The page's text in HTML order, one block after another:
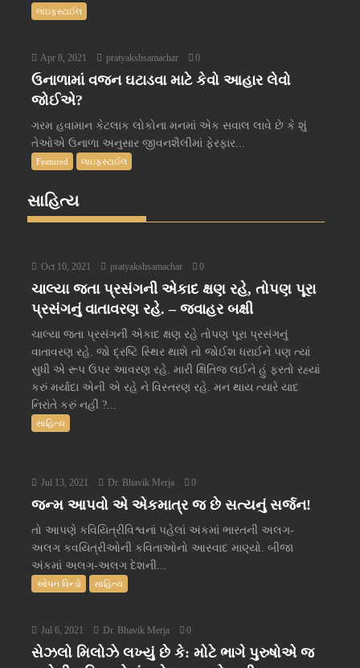
લાઇફસ્ટાઈલ
Apr 8, 2021 pratyakshsamachar 0
ઉનાળામાં વજન ઘટાડવા માટે કેવો આહાર લેવો
જોઈએ?
ગરમ હવામાન કેટલાક લોકોના મનમાં એક સવાલ લાવે છે કે શું
તેઓએ ઉનાળા અનુસાર જીવનશૈલીમાં ફેરફાર...
Featured લાઇફસ્ટાઈલ
સાહિત્ય
Oct 10, 2021 pratyakshsamachar 0
ચાલ્યા જતા પ્રસંગની એકાદ ક્ષણ રહે, તોપણ પૂરા
પ્રસંગનું વાતાવરણ રહે. – જવાહર બક્ષી
ચાલ્યા જતા પ્રસંગની એકાદ ક્ષણ રહે તોપણ પૂરા પ્રસંગનું
વાતાવરણ રહે. જો દ્રષ્ટિ સ્થિર થાશે તો જોઈશ ધરાઈને પણ ત્યાં
સુધી એ રૂપ ઉપર આવરણ રહે. મારી ક્ષિતિજ લઈને હું ફરતો રહ્યાં
કરું મર્યાદા એની એ રહે ને વિસ્તરણ રહે. મન થાય ત્યારે યાદ
નિરાંતે કરું નહીં ?...
સાહિત્ય
Jul 13, 2021 Dr. Bhavik Merja 0
જન્મ આપવો એ એકમાત્ર જ છે સત્યનું સર્જન!
તો આપણે કવિયિત્રીવિશ્વનાં પહેલાં અંકમાં ભારતની અલગ-
અલગ કવયિત્રીઓની કવિતાઓનો આસ્વાદ માણ્યો. બીજા
અંકમાં અલગ-અલગ દેશની...
ઓપન વિન્ડો સાહિત્ય
Jul 6, 2021 Dr. Bhavik Merja 0
સેઝલો મિલોઝે લખ્યું છે કે: મોટે ભાગે પુરુષોએ જ